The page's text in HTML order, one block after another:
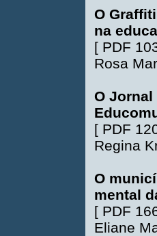
O
na
[ PDF
Rosa
O Jornal
[ PDF
Regina
O
mental
[ PDF
Eliane